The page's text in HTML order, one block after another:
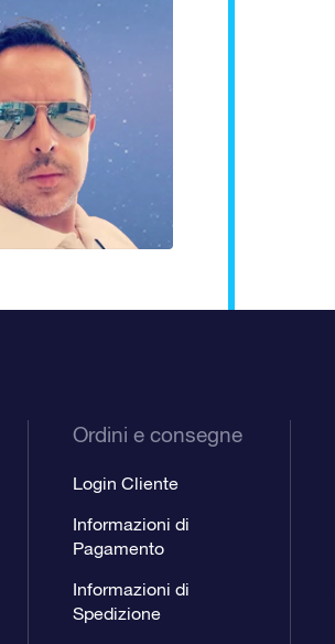
Ordini e consegne
Login Cliente
Informazioni di
Pagamento
Informazioni di
Spedizione